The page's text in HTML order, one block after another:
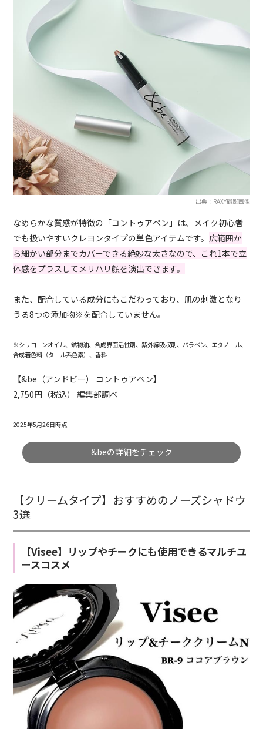
出典：RAXY撮影画像
なめらかな質感が特徴の「コントゥアペン」は、メイク初心者
でも扱いやすいクレヨンタイプの単色アイテムです。 広範囲か
ら細かい部分までカバーできる絶妙な太さなので、これ1本で立
体感をプラスしてメリハリ顔を演出できます。
また、配合している成分にもこだわっており、肌の刺激となり
うる8つの添加物※を配合していません。
※シリコーンオイル、鉱物油、合成界面活性剤、紫外線吸収剤、パラベン、エタノール、
合成着色料（タール系色素）、香料
【&be（アンドビー） コントゥアペン】
2,750円（税込） 編集部調べ
2025年5月26日時点
&beの詳細をチェック
【クリームタイプ】おすすめのノーズシャドウ
3選
【Visee】リップやチークにも使用できるマルチユ
ースコスメ